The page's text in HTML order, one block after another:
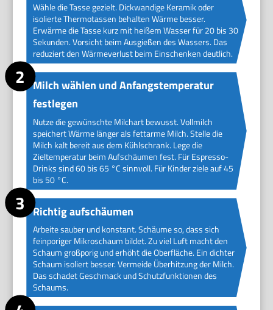
Wähle die Tasse gezielt. Dickwandige Keramik oder
isolierte Thermotassen behalten Wärme besser.
Erwärme die Tasse kurz mit heißem Wasser für 20 bis 30
Sekunden. Vorsicht beim Ausgießen des Wassers. Das
reduziert den Wärmeverlust beim Einschenken deutlich.
Milch wählen und Anfangstemperatur
festlegen
Nutze die gewünschte Milchart bewusst. Vollmilch
speichert Wärme länger als fettarme Milch. Stelle die
Milch kalt bereit aus dem Kühlschrank. Lege die
Zieltemperatur beim Aufschäumen fest. Für Espresso-
Drinks sind 60 bis 65 °C sinnvoll. Für Kinder ziele auf 45
bis 50 °C.
Richtig aufschäumen
Arbeite sauber und konstant. Schäume so, dass sich
feinporiger Mikroschaum bildet. Zu viel Luft macht den
Schaum großporig und erhöht die Oberfläche. Ein dichter
Schaum isoliert besser. Vermeide Überhitzung der Milch.
Das schadet Geschmack und Schutzfunktionen des
Schaums.